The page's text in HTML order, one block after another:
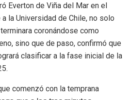
Everton de Viña del Mar en el
la Universidad de Chile, no solo
coronándose como
sino que de paso, confirmó que
clasificar a la fase inicial de la
comenzó con la temprana